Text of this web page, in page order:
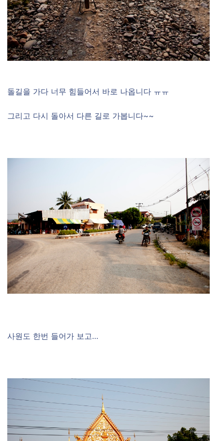
돌길을 가다 너무 힘들어서 바로 나옵니다 ㅠㅠ
그리고 다시 돌아서 다른 길로 가봅니다~~
사원도 한번 들어가 보고…